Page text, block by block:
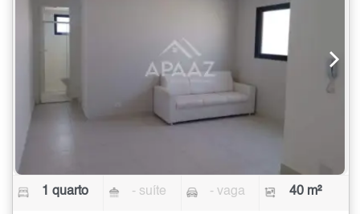
1 quarto - suíte - vaga 40 m²